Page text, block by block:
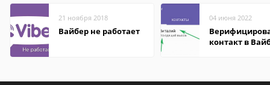
21 ноября 2018
Вайбер не работает
04 июня 2022
контакт в